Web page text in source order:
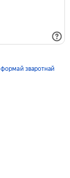
формай зваротнай